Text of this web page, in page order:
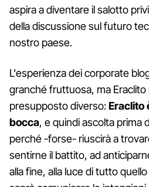
aspira a diventare il salotto
della discussione sul futuro
nostro paese.
L'esperienza dei corporate
granché fruttuosa, ma Eraclito
presupposto diverso:Eraclito
bocca, e quindi ascolta prima
perché -forse- riuscirà a
sentirne il battito, ad
alla fine, alla luce di tutto